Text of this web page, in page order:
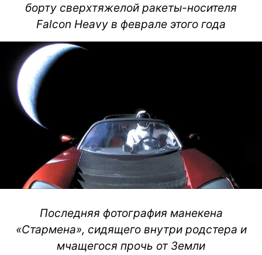
борту сверхтяжелой ракеты-носителя
Falcon Heavy в феврале этого года
Последняя фотография манекена
«Стармена», сидящего внутри родстера и
мчащегося прочь от Земли